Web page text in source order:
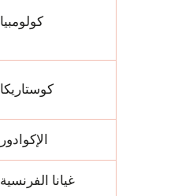
كولومبيا
كوستاريكا
الإكوادور
غيانا الفرنسية